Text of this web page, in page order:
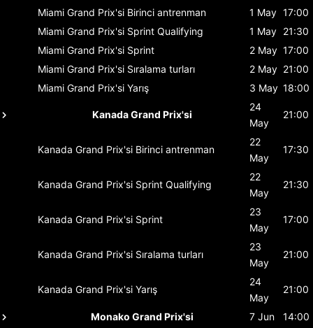
Miami Grand Prix'si Birinci antrenman 1 May 17:00
Miami Grand Prix'si Sprint Qualifying 1 May 21:30
Miami Grand Prix'si Sprint 2 May 17:00
Miami Grand Prix'si Sıralama turları 2 May 21:00
Miami Grand Prix'si Yarış 3 May 18:00
Kanada Grand Prix'si
24
May
21:00
Kanada Grand Prix'si Birinci antrenman
22
May
17:30
Kanada Grand Prix'si Sprint Qualifying
22
May
21:30
Kanada Grand Prix'si Sprint
23
May
17:00
Kanada Grand Prix'si Sıralama turları
23
May
21:00
Kanada Grand Prix'si Yarış
24
May
21:00
Monako Grand Prix'si 7 Jun
14:00